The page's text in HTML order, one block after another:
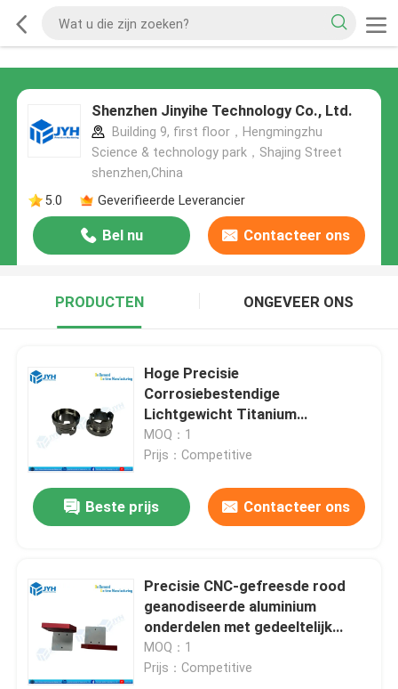
Shenzhen Jinyihe Technology Co., Ltd.
Building 9, first floor，Hengmingzhu
Science & technology park，Shajing Street
shenzhen,China
5.0
Geverifieerde Leverancier
Bel nu Contacteer ons
PRODUCTEN ONGEVEER ONS
Hoge Precisie
Corrosiebestendige
Lichtgewicht Titanium
Onderdelen en CNC Gefreesde
Titanium Componenten
MOQ：1
Prijs：Competitive
Beste prijs Contacteer ons
Precisie CNC-gefreesde rood
geanodiseerde aluminium
onderdelen met gedeeltelijk
gedeanodiseerde gebieden en
corrosiebestendigheid
MOQ：1
Prijs：Competitive